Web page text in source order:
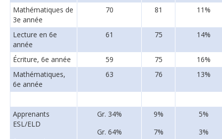
Mathématiques de
3e année
70 81 11%
Lecture en 6e
année
61 75 14%
Écriture, 6e année 59 75
16%
Mathématiques,
6e année
63 76 13%
Apprenants
ESL/ELD
Gr. 34%
Gr. 64%
9%
7%
5%
3%